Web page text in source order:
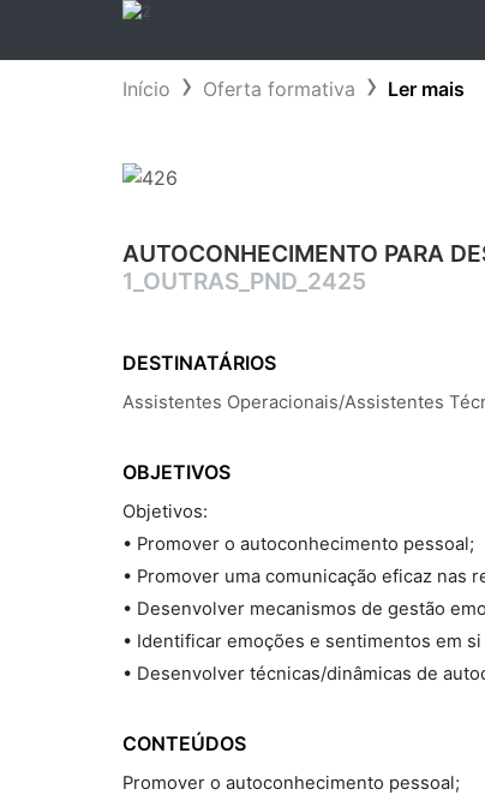
Início Oferta formativa Ler mais
AUTOCONHECIMENTO PARA
1_OUTRAS_PND_2425
DESTINATÁRIOS
Assistentes Operacionais/Assistentes
OBJETIVOS
Objetivos:
• Promover o autoconhecimento pessoal;
• Promover uma comunicação eficaz nas
• Desenvolver mecanismos de gestão
• Identificar emoções e sentimentos em
• Desenvolver técnicas/dinâmicas de
CONTEÚDOS
Promover o autoconhecimento pessoal;